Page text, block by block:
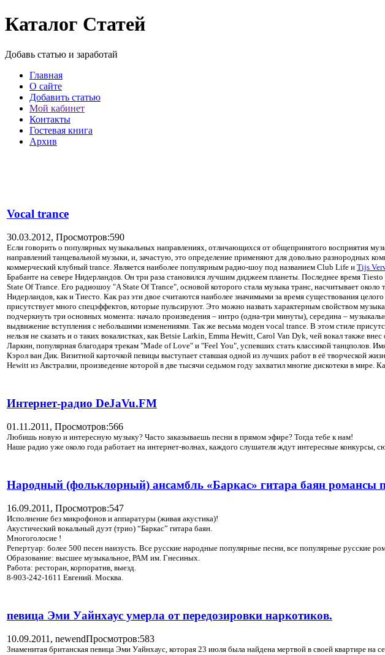
Каталог Статей
Добавь статью и заработай
Главная
О сайте
Добавить статью
Мой кабинет
Контакты
Гостевая книга
Архив
Vocal trance
30.03.2012, Просмотров:590
Если говорить о популярных музыкальных направлениях, отличающихся от общепринятого восприятия
направлений танцевальной музыки, и, зачастую, это определение применяют для довольно разнородных
коммерческий клубный trance. Является наиболее популярным радио-шоу под названием Club Life и Tijs
Брабанте на севере Нидерландов. Он три раза становился лучшим диджеем планеты. Последнее время
State Of Trance. Его радиошоу "A State Of Trance", основой которого стала музыка транс, насчитывает
Нидерландов, как и Тиесто. Как раз эти двое считаются наиболее значимыми за время существования
присутствует много спецэффектов, которые пульсируют. Это можно назвать характерным свойством
подчеркнуть три основных момента: начало произведения – интро (одна-три минуты), середина –
выдвижение вступления с небольшими изменениями. Так же весьма моден vocal trance. В этом стиле
нельзя не сказать и о таких вокалистках, как Betsie Larkin, Emma Hewitt, Carol Van Dyk, чей вокал также
Ларкин, популярная благодаря трекам "Made of Love" и "Feel You", успевших стать классикой
Кэрол ван Дик. Визитной карточкой певицы выступает ставшая одной из лучших работ в её творческой
Hewitt из Австралии, произведение которой в две тысячи седьмом году захватил многие дискотеки в мире.
Интернет-радио DeJaVu.FM
01.11.2011, Просмотров:566
Любишь новую и интересную музыку? Часто заказываешь песни в прямом эфире? Тогда тебе к нам!
Наше радио уже около года работает на интернет-волнах, каждого слушателя ждут интересные
Народный (фольклорный) ансамбль «Баркас» гитара баян романсы
16.09.2011, Просмотров:547
Исполнение без микрофонов и аппаратуры (живая акустика)!
Акустический вокальный дуэт (трио) “Баркас” гитара баян.
Многоголосие !
Репертуар: более 500 песен наизусть. Все русские народные популярные песни, все популярные русские
Образование: высшее музыкальное, РАМ им. Гнесиных.
Работа: ресторан, корпоратив, выезд.
8-903-242-1611 Евгений. Москва.
певица Эми Уайнхаус умерла от передозировки наркотиков.
10.09.2011, newendПросмотров:583
Знаменитая британская певица Эми Уайнхаус, которая 23 июля была найдена мертвой в своей квартире на